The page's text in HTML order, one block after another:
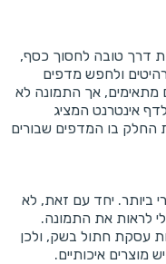
דרך טובה לחסוך כסף,
רהיטים ולחפש מדפים
מתאימים, אך התמונה לא
אינטרנט המציג
החלק בו המדפים שבורים
ביותר. יחד עם זאת, לא
לראות את התמונה.
עסקת חתול בשק, ולכן
איכותיים.